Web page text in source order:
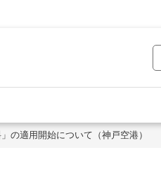
の適用開始について（神戸空港）